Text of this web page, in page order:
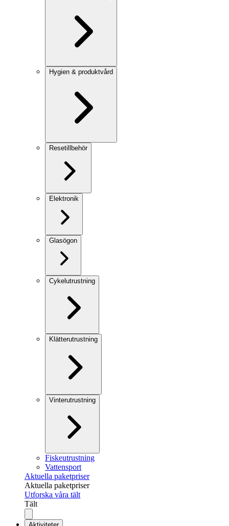
Hygien & produktvård
Resetillbehör
Elektronik
Glasögon
Cykelutrustning
Klätterutrustning
Vinterutrustning
Fiskeutrustning
Vattensport
Aktuella paketpriser
Aktuella paketpriser
Utforska våra tält
Tält